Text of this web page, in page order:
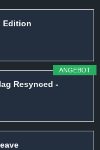
Edition
ANGEBOT
Resynced -